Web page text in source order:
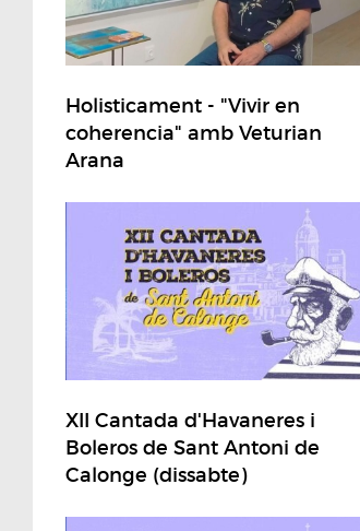
Holisticament - "Vivir en
coherencia" amb Veturian
Arana
XII Cantada d'Havaneres i
Boleros de Sant Antoni de
Calonge (dissabte)